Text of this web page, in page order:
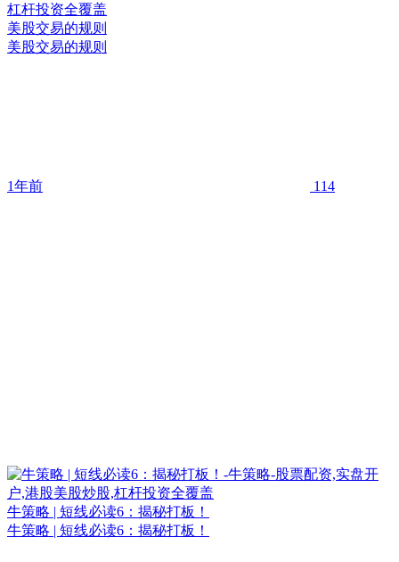
美股交易的规则
美股交易的规则
1年前 114
牛策略 | 短线必读6：揭秘打板！
牛策略 | 短线必读6：揭秘打板！